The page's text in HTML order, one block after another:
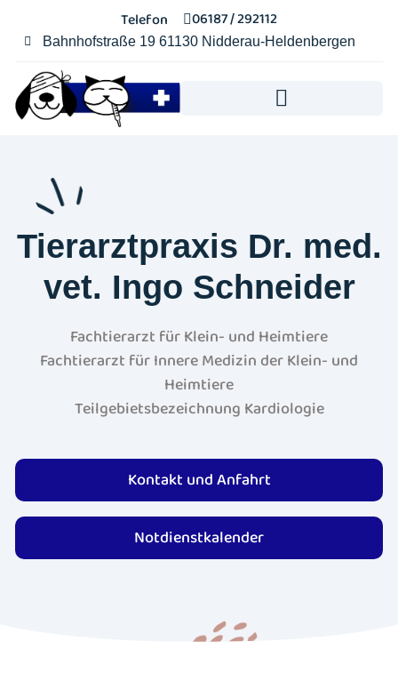
Telefon 06187 / 292112
Bahnhofstraße 19 61130 Nidderau-Heldenbergen​
Tierarztpraxis Dr. med.
vet. Ingo Schneider
Fachtierarzt für Klein- und Heimtiere
Fachtierarzt für Innere Medizin der Klein- und
Heimtiere
Teilgebietsbezeichnung Kardiologie
Kontakt und Anfahrt
Notdienstkalender